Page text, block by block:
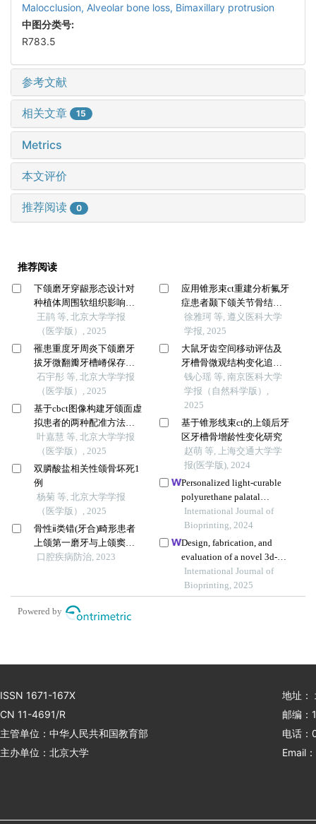
Malocclusion, Alveolar bone loss, Bimaxillary protrusion
中图分类号:
R783.5
参考文献
相关文章 15
Metrics
本文评价
推荐阅读 0
推荐阅读
下颌磨牙穿龈形态设计对
种植体周围软组织影响的
随机对照临床研究
王鹃 等, 北京大学学报
（医学版）, 2025
罹患重度牙周炎下颌磨牙
拔牙微翻瓣牙槽嵴保存效
果评价
石宇彤 等, 北京大学学报
（医学版）, 2025
基于cbct图像构建牙颌面虚
拟患者的两种配准方法比
较
叶嘉慧 等, 北京大学学报
（医学版）, 2025
双膦酸盐相关性颌骨坏死1
例
杨菊 等, 北京大学学报
（医学版）, 2025
骨性ⅱ类错(牙合)畸形患者
上颌第一磨牙与上颌窦底
垂直向关系的锥形束ct分析
口腔疾病防治, 2023
应用锥形束ct重建分析氟牙
症患者颞下颌关节骨结构
特征
徐雅珂 等, 遵义医科大学
学报, 2025
大鼠牙齿空间移动评估及
牙槽骨微观结构变化追踪
研究
钱心瑶 等, 南京医科大学
学报（自然科学版）,
2025
基于锥形线束ct的上颌后牙
区牙槽骨增龄性变化研究
赵萌 等, 上海交通大学学
报(医学版), 2024
Personalized light-curable
polyurethane palatal
prosthesis designed and
fabricated based on
computer fluid dynamics
and 3d printing to repair
palatal fistula
International Journal of
Bioprinting, 2024
Design, fabrication, and
evaluation of a novel 3d-
printed temporomandibular
joint prosthesis enhanced
with elastic layers
International Journal of
Bioprinting, 2025
Powered by
ISSN 1671-167X
CN 11-4691/R
主管单位：中华人民共和国教育部
主办单位：北京大学
地址：
邮编：
电话
Email